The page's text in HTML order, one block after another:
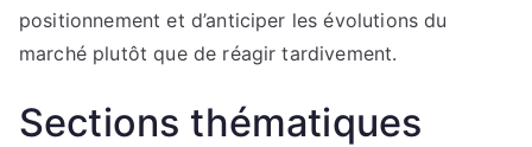
positionnement et d’anticiper les évolutions du
marché plutôt que de réagir tardivement.
Sections thématiques